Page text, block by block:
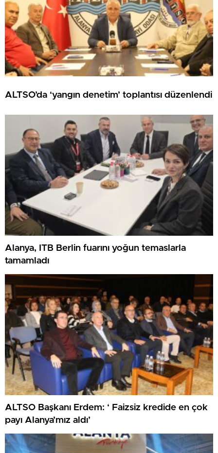
ALTSO’da ‘yangın denetim’ toplantısı düzenlendi
Alanya, ITB Berlin fuarını yoğun temaslarla
tamamladı
ALTSO Başkanı Erdem: ‘ Faizsiz kredide en çok
payı Alanya’mız aldı’